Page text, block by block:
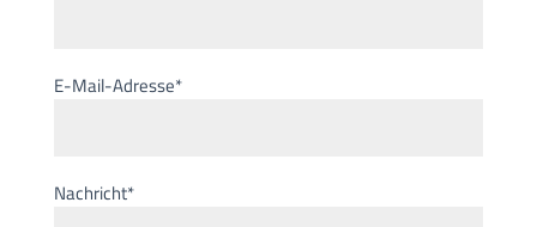
E-Mail-Adresse*
Nachricht*